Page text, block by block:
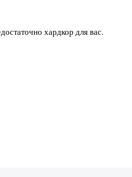
хардкор для вас.